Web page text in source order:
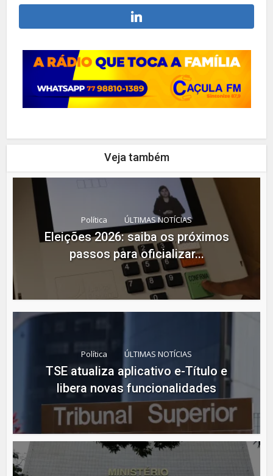
Veja também
Política ÚLTIMAS NOTÍCIAS
Eleições 2026: saiba os próximos
passos para oficializar...
Política ÚLTIMAS NOTÍCIAS
TSE atualiza aplicativo e-Título e
libera novas funcionalidades